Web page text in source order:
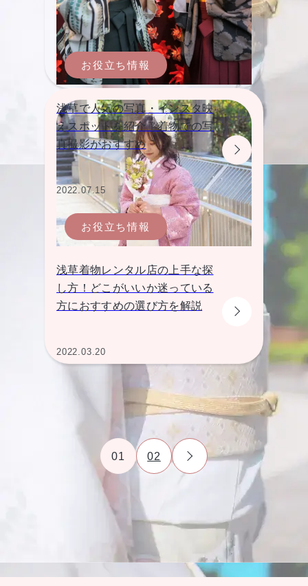
お役立ち情報
浅草で人気の写真・インスタ映
えスポットを紹介｜着物での写
真撮影がおすすめ
2022.07.15
お役立ち情報
浅草着物レンタル店の上手な探
し方！どこがいいか迷っている
方におすすめの選び方を解説
2022.03.20
01 02